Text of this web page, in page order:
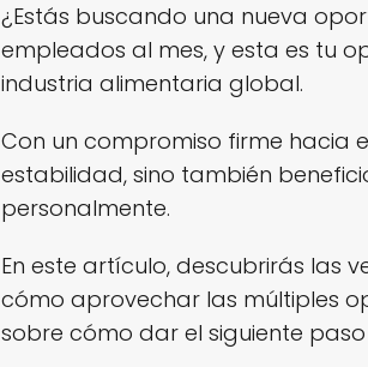
¿Estás buscando una nueva
empleados al mes, y esta es tu
industria alimentaria global.
Con un compromiso firme hacia
estabilidad, sino también
personalmente.
En este artículo, descubrirás las
cómo aprovechar las múltiples
sobre cómo dar el siguiente